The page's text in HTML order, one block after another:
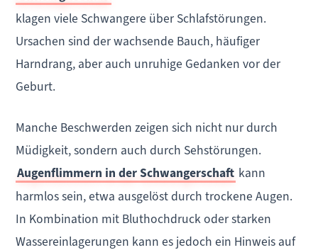
klagen viele Schwangere über Schlafstörungen.
Ursachen sind der wachsende Bauch, häufiger
Harndrang, aber auch unruhige Gedanken vor der
Geburt.
Manche Beschwerden zeigen sich nicht nur durch
Müdigkeit, sondern auch durch Sehstörungen.
Augenflimmern in der Schwangerschaft kann
harmlos sein, etwa ausgelöst durch trockene Augen.
In Kombination mit Bluthochdruck oder starken
Wassereinlagerungen kann es jedoch ein Hinweis auf